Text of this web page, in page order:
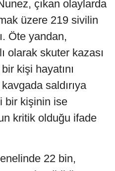
çıkan olaylarda
üzere 219 sivilin
Öte yandan,
olarak skuter kazası
kişi hayatını
saldırıya
bir kişinin ise
kritik olduğu ifade
22 bin,